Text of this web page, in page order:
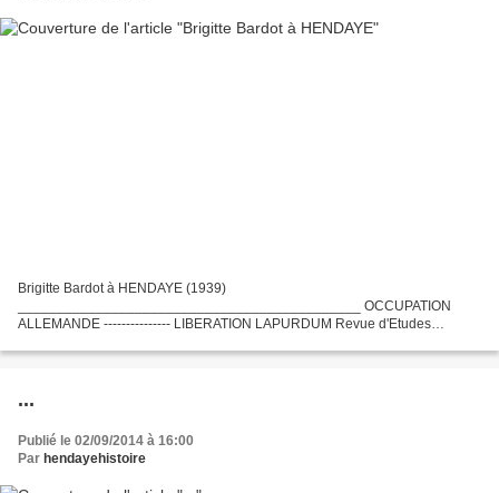
Brigitte Bardot à HENDAYE (1939)
____________________________________________ OCCUPATION
ALLEMANDE --------------- LIBERATION LAPURDUM Revue d'Etudes
Aux temps de la méfiance réciproque...
...
Publié le 02/09/2014 à 16:00
Par hendayehistoire